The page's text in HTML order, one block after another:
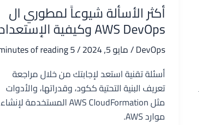
أكثر الأسألة شيوعاً لمطوري ال
AWS DevOps وكيفية الإستعداد
DevOps
/مايو 5, 2024 /
5 minutes of reading
أسئلة تقنية استعد لإجابتك من خلال مراجعة
تعريف البنية التحتية ككود، وقدراتها، والأدوات
مثل AWS CloudFormation المستخدمة لإنشاء
موارد AWS.